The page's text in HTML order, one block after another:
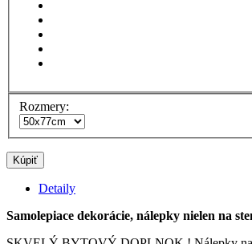
Rozmery:
Kúpiť
Detaily
Samolepiace dekorácie, nálepky nielen na